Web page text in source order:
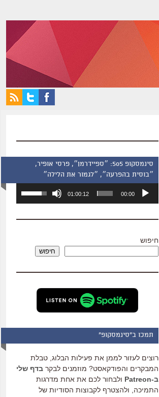
סינמסקופ 505: ״ספיידרמן״, פרסי אופיר,
״בוסית בהפרעה״, ״לגמור את הלילה״
אודיו
00:00
01:00:12
השתמש
כדי
שמע.
חיפוש
חיפוש
תמכו ב"סינמסקופ"
רוצים לעזור לממן את פעילות הבלוג, טבלת
המבקרים והפודקאסט? מוזמנים לבקר בדף שלי
ב-Patreon
ולבחור לכם את אחת מדרגות
התמיכה, ולהצטרף לקבוצות הסודיות של